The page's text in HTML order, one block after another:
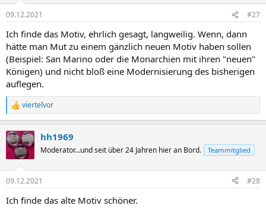
e
:
09.12.2021 #27
Ich finde das Motiv, ehrlich gesagt, langweilig. Wenn, dann
hätte man Mut zu einem gänzlich neuen Motiv haben sollen
(Beispiel: San Marino oder die Monarchien mit ihren "neuen"
Königen) und nicht bloß eine Modernisierung des bisherigen
auflegen.
R
e
k
t
e
:
viertelvor
hh1969
Moderator...und seit über 24 Jahren hier an Bord. Teammitglied
09.12.2021 #28
Ich finde das alte Motiv schöner.